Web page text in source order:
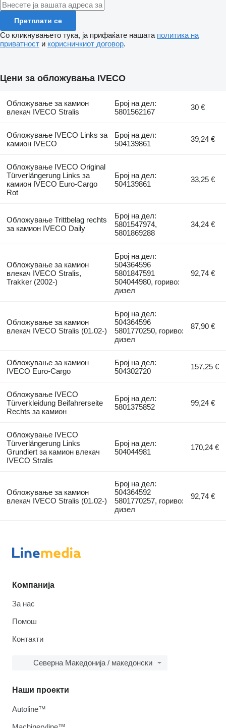
Претплати се
Со кликнувањето тука, ја прифаќате нашата политика на
приватност и корисничкиот договор.
Цени за обложувања IVECO
Обложување за камион
влекач IVECO Stralis
Број на дел:
5801562167
30 €
Обложување IVECO Links за
камион IVECO
Број на дел:
504139861
39,24 €
Обложување IVECO Original
Türverlängerung Links за
камион IVECO Euro-Cargo
Rot
Број на дел:
504139861
33,25 €
Обложување Trittbelag rechts
за камион IVECO Daily
Број на дел:
5801547974,
5801869288
34,24 €
Обложување за камион
влекач IVECO Stralis,
Trakker (2002-)
Број на дел:
504364596
5801847591
504044980, гориво:
дизел
92,74 €
Обложување за камион
влекач IVECO Stralis (01.02-)
Број на дел:
504364596
5801770250, гориво:
дизел
87,90 €
Обложување за камион
IVECO Euro-Cargo
Број на дел:
504302720
157,25 €
Обложување IVECO
Türverkleidung Beifahrerseite
Rechts за камион
Број на дел:
5801375852
99,24 €
Обложување IVECO
Türverlängerung Links
Grundiert за камион влекач
IVECO Stralis
Број на дел:
504044981
170,24 €
Обложување за камион
влекач IVECO Stralis (01.02-)
Број на дел:
504364592
5801770257, гориво:
дизел
92,74 €
Компанија
За нас
Помош
Контакти
Северна Македонија / македонски
Наши проекти
Autoline™